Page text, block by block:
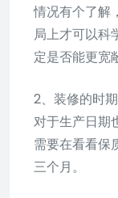
情况有个了解
局上才可以科
定是否能更宽
2、装修的时
对于生产日期
需要在看看保
三个月。